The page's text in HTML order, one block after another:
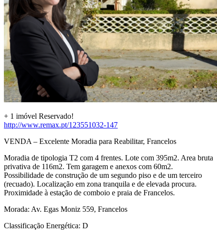
+ 1 imóvel Reservado!
http://www.remax.pt/123551032-147
VENDA – Excelente Moradia para Reabilitar, Francelos
Moradia de tipologia T2 com 4 frentes. Lote com 395m2. Area bruta
privativa de 116m2. Tem garagem e anexos com 60m2.
Possibilidade de construção de um segundo piso e de um terceiro
(recuado). Localização em zona tranquila e de elevada procura.
Proximidade à estação de comboio e praia de Francelos.
Morada: Av. Egas Moniz 559, Francelos
Classificação Energética: D